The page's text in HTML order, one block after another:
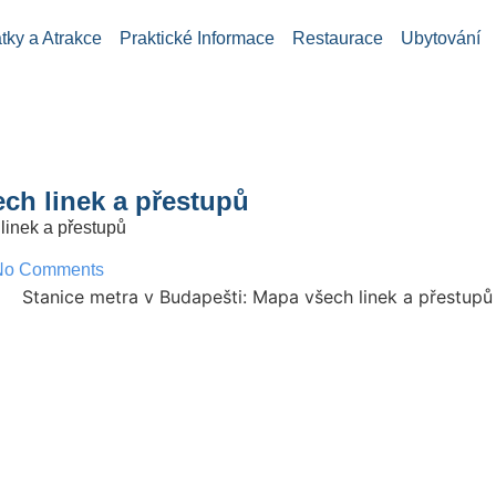
a Atrakce Praktické Informace Restaurace Ubytování
linek a přestupů
a přestupů
Comments